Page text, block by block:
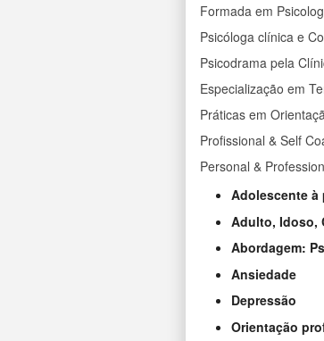
Formada em
Psicóloga clínica e
Psicodrama pela
Especialização em
Práticas em
Profissional & Self
Personal &
Adolescente à
Adulto, Idoso,
Abordagem:
Ansiedade
Depressão
Orientação